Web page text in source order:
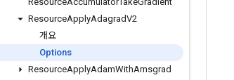
ResourceApplyAdagradV2
개요
Options
ResourceApplyAdamWithAmsgrad